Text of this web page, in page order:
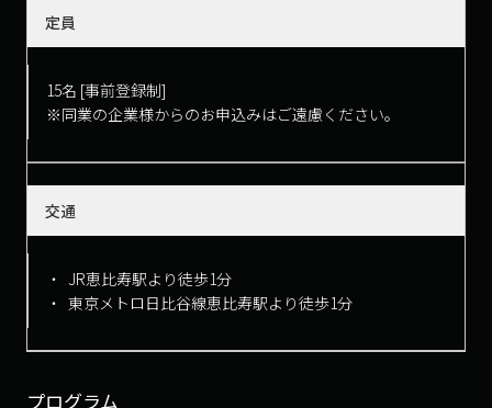
定員
15名 [事前登録制]
※同業の企業様からのお申込みはご遠慮ください。
交通
JR恵比寿駅より徒歩1分
東京メトロ日比谷線恵比寿駅より徒歩1分
プログラム